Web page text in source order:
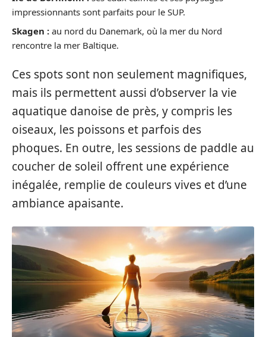
impressionnants sont parfaits pour le SUP.
Skagen : au nord du Danemark, où la mer du Nord
rencontre la mer Baltique.
Ces spots sont non seulement magnifiques,
mais ils permettent aussi d’observer la vie
aquatique danoise de près, y compris les
oiseaux, les poissons et parfois des
phoques. En outre, les sessions de paddle au
coucher de soleil offrent une expérience
inégalée, remplie de couleurs vives et d’une
ambiance apaisante.